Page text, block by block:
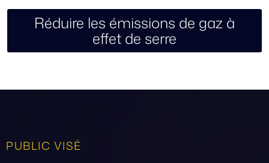
Réduire les émissions de gaz à
effet de serre
PUBLIC VISÉ